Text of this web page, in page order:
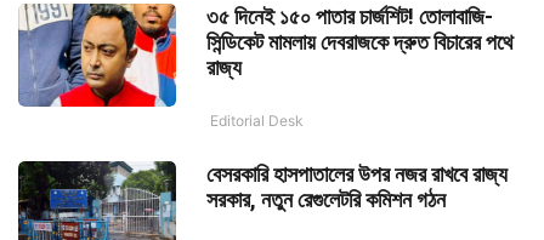
৩৫ দিনেই ১৫০ পাতার চার্জশিট! তোলাবাজি-
সিন্ডিকেট মামলায় দেবরাজকে দ্রুত বিচারের পথে
রাজ্য
Editorial Desk
বেসরকারি হাসপাতালের উপর নজর রাখবে রাজ্য
সরকার, নতুন রেগুলেটরি কমিশন গঠন